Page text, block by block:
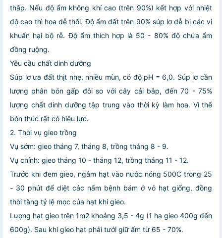
thấp. Nếu độ ẩm không khí cao (trên 90%) kết hợp với nhiệt
độ cao thì hoa dễ thối. Độ ẩm đất trên 90% súp lơ dễ bị các vi
khuẩn hại bộ rễ. Độ ẩm thích hợp là 50 - 80% độ chứa ẩm
đồng ruộng.
Yêu cầu chất dinh dưỡng
Súp lơ ưa đất thịt nhẹ, nhiều mùn, có độ pH = 6,0. Súp lơ cần
lượng phân bón gấp đôi so với cây cải bắp, đến 70 - 75%
lượng chất dinh dưỡng tập trung vào thời kỳ làm hoa. Vì thế
bón thúc rất có hiệu lực.
2. Thời vụ gieo trồng
Vụ sớm: gieo tháng 7, tháng 8, trồng tháng 8 - 9.
Vụ chính: gieo tháng 10 - tháng 12, trồng tháng 11 - 12.
Trước khi đem gieo, ngâm hạt vào nước nóng 500C trong 25
- 30 phút để diệt các nấm bệnh bám ở vỏ hạt giống, đồng
thời tăng tỷ lệ mọc của hạt khi gieo.
Lượng hạt gieo trên 1m2 khoảng 3,5 - 4g (1 ha gieo 400g đến
600g). Sau khi gieo hạt phải tưới giữ ẩm từ 65 - 70%.